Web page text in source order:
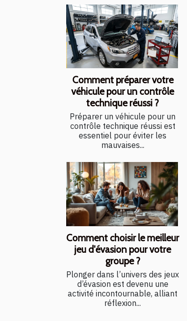
Comment préparer votre
véhicule pour un contrôle
technique réussi ?
Préparer un véhicule pour un
contrôle technique réussi est
essentiel pour éviter les
mauvaises...
Comment choisir le meilleur
jeu d'évasion pour votre
groupe ?
Plonger dans l’univers des jeux
d’évasion est devenu une
activité incontournable, alliant
réflexion...